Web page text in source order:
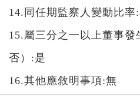
14.同任期監察人變動比率
15.屬三分之一以上董事
否）:是
16.其他應敘明事項:無